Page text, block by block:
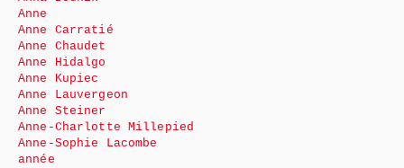
Anne
Anne Carratié
Anne Chaudet
Anne Hidalgo
Anne Kupiec
Anne Lauvergeon
Anne Steiner
Anne-Charlotte Millepied
Anne-Sophie Lacombe
année